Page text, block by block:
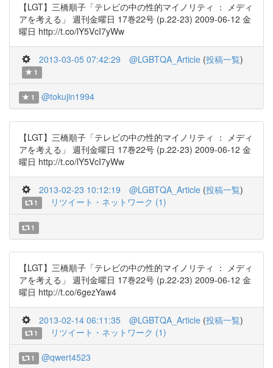
【LGT】三橋順子「テレビの中の性的マイノリティ ： メディ
アを考える」 週刊金曜日 17巻22号 (p.22-23) 2009-06-12 金
曜日 http://t.co/lY5VcI7yWw
2013-03-05 07:42:29 @LGBTQA_Article (投稿一覧)
1
1 @tokujin1994
【LGT】三橋順子「テレビの中の性的マイノリティ ： メディ
アを考える」 週刊金曜日 17巻22号 (p.22-23) 2009-06-12 金
曜日 http://t.co/lY5VcI7yWw
2013-02-23 10:12:19 @LGBTQA_Article (投稿一覧)
1 リツイート・ネットワーク (1)
1
【LGT】三橋順子「テレビの中の性的マイノリティ ： メディ
アを考える」 週刊金曜日 17巻22号 (p.22-23) 2009-06-12 金
曜日 http://t.co/6gezYaw4
2013-02-14 06:11:35 @LGBTQA_Article (投稿一覧)
1 リツイート・ネットワーク (1)
1 @qwert4523